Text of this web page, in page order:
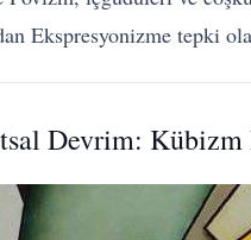
Ekspresyonizme tepki
Devrim: Kübizm